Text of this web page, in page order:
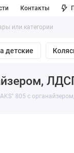
Контакты
детские
805 с